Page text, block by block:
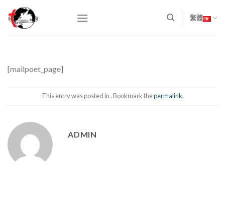
content
繁體
[mailpoet_page]
This entry was posted in . Bookmark thepermalink.
ADMIN